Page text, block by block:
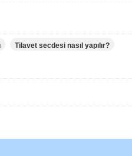
Tilavet secdesi nasıl yapılır?